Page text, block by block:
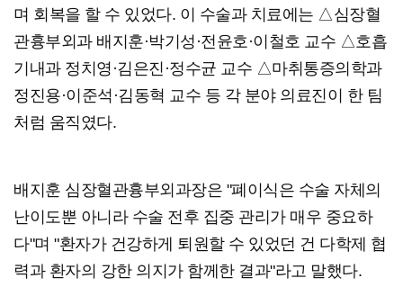
며 회복을 할 수 있었다. 이 수술과 치료에는 △심장혈
관흉부외과 배지훈·박기성·전윤호·이철호 교수 △호흡
기내과 정치영·김은진·정수균 교수 △마취통증의학과
정진용·이준석·김동혁 교수 등 각 분야 의료진이 한 팀
처럼 움직였다.
배지훈 심장혈관흉부외과장은 "폐이식은 수술 자체의
난이도뿐 아니라 수술 전후 집중 관리가 매우 중요하
다"며 "환자가 건강하게 퇴원할 수 있었던 건 다학제 협
력과 환자의 강한 의지가 함께한 결과"라고 말했다.